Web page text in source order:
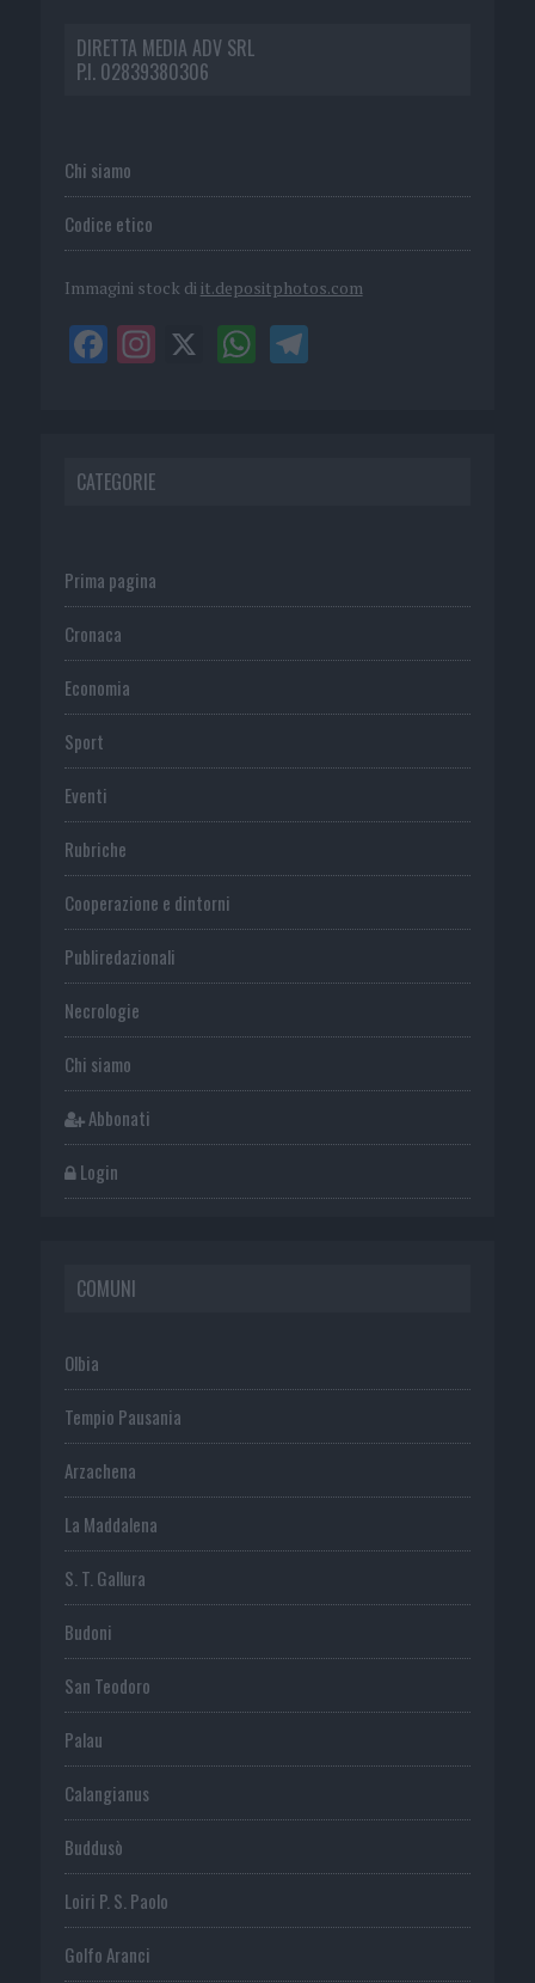
DIRETTA MEDIA ADV SRL
P.I. 02839380306
Chi siamo
Codice etico
Immagini stock di it.depositphotos.com
CATEGORIE
Prima pagina
Cronaca
Economia
Sport
Eventi
Rubriche
Cooperazione e dintorni
Publiredazionali
Necrologie
Chi siamo
Abbonati
Login
COMUNI
Olbia
Tempio Pausania
Arzachena
La Maddalena
S. T. Gallura
Budoni
San Teodoro
Palau
Calangianus
Buddusò
Loiri P. S. Paolo
Golfo Aranci